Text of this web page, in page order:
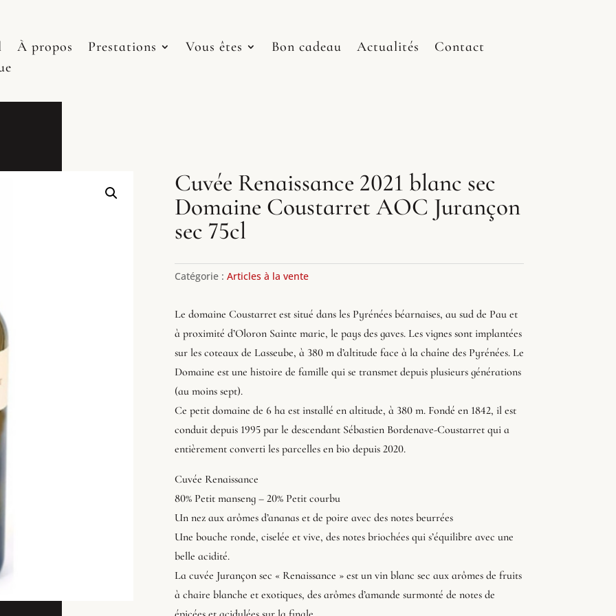
À propos Prestations Vous êtes Bon cadeau Actualités
Contact
Cuvée Renaissance 2021 blanc sec
Domaine Coustarret AOC Jurançon
sec 75cl
Catégorie : Articles à la vente
Le domaine Coustarret est situé dans les Pyrénées béarnaises, au sud de Pau et
à proximité d’Oloron Sainte marie, le pays des gaves. Les vignes sont implantées
sur les coteaux de Lasseube, à 380 m d’altitude face à la chaîne des Pyrénées. Le
Domaine est une histoire de famille qui se transmet depuis plusieurs générations
(au moins sept).
Ce petit domaine de 6 ha est installé en altitude, à 380 m. Fondé en 1842, il est
conduit depuis 1995 par le descendant Sébastien Bordenave-Coustarret qui a
entièrement converti les parcelles en bio depuis 2020.
Cuvée Renaissance
80% Petit manseng – 20% Petit courbu
Un nez aux arômes d’ananas et de poire avec des notes beurrées
Une bouche ronde, ciselée et vive, des notes briochées qui s’équilibre avec une
belle acidité.
La cuvée Jurançon sec « Renaissance » est un vin blanc sec aux arômes de fruits
à chaire blanche et exotiques, des arômes d’amande surmonté de notes de